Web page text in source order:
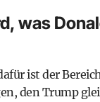
was
ist der
den Trump